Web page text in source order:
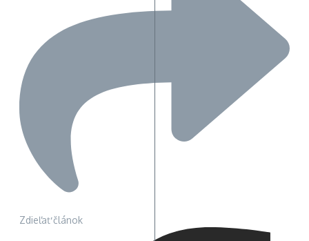
Zdieľať článok